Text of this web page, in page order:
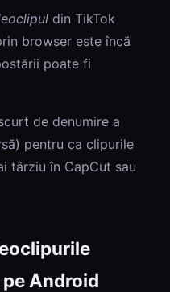
din TikTok
browser este încă
poate fi
de denumire a
pentru ca clipurile
târziu în CapCut sau
Android